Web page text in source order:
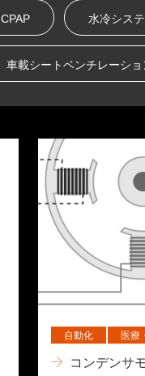
CPAP 水冷シス
車載シートベンチレーショ
自動化 医療
コンデンサ